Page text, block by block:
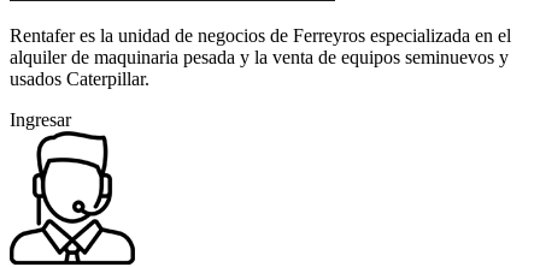
Rentafer es la unidad de negocios de Ferreyros especializada en el
alquiler de maquinaria pesada y la venta de equipos seminuevos y
usados Caterpillar.
Ingresar